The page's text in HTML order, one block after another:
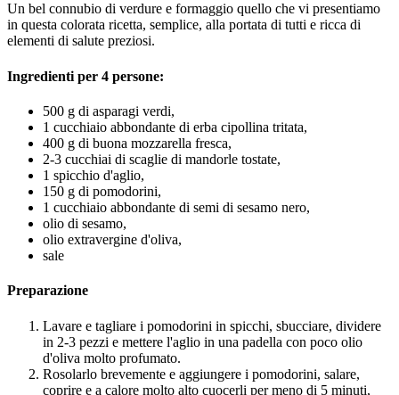
Un bel connubio di verdure e formaggio quello che vi presentiamo
in questa colorata ricetta, semplice, alla portata di tutti e ricca di
elementi di salute preziosi.
Ingredienti per 4 persone:
500 g di asparagi verdi,
1 cucchiaio abbondante di erba cipollina tritata,
400 g di buona mozzarella fresca,
2-3 cucchiai di scaglie di mandorle tostate,
1 spicchio d'aglio,
150 g di pomodorini,
1 cucchiaio abbondante di semi di sesamo nero,
olio di sesamo,
olio extravergine d'oliva,
sale
Preparazione
Lavare e tagliare i pomodorini in spicchi, sbucciare, dividere
in 2-3 pezzi e mettere l'aglio in una padella con poco olio
d'oliva molto profumato.
Rosolarlo brevemente e aggiungere i pomodorini, salare,
coprire e a calore molto alto cuocerli per meno di 5 minuti,